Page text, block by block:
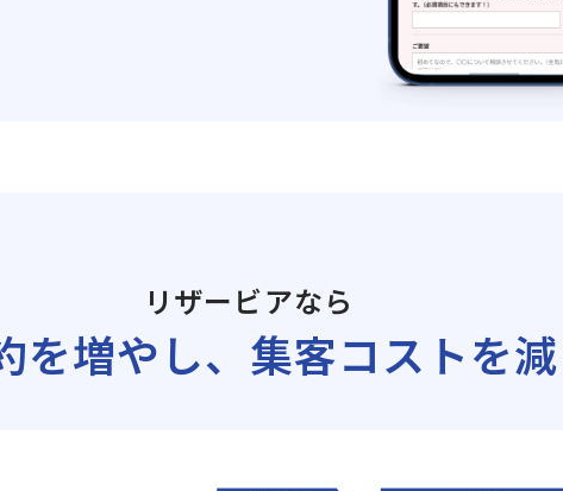
リザービアなら
を増やし、 集客コストを